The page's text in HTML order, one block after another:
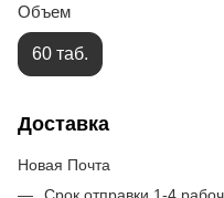
Объем
60 таб.
Доставка
Новая Почта